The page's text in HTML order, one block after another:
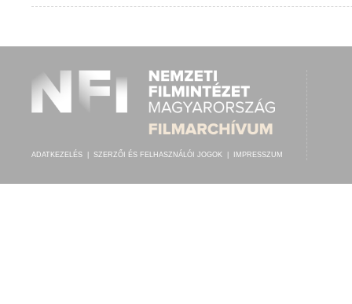
ADATKEZELÉS SZERZŐI ÉS FELHASZNÁLÓI JOGOK IMPRESSZUM